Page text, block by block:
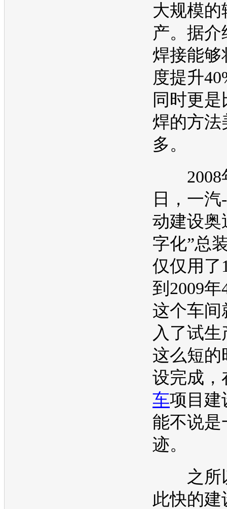
大规模的
产。据
焊接能够
度提升
同时更
焊的方法
多。
2008
日， 一汽
动建设奥
字化”总
仅仅用了
到2009
这个车间
入了试
这么短的
设完成，
车项目建
能不说是
迹。
之所
此快的建